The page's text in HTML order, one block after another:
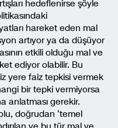
hedeflenirse şöyle
hareket eden mal
artıyor ya da düşüyor
etkili olduğu mal ve
ediyor olabilir. Bu
yere faiz tepkisi vermek
bir tepki vermiyorsa
anlatması gerekir.
doğrudan ‘temel